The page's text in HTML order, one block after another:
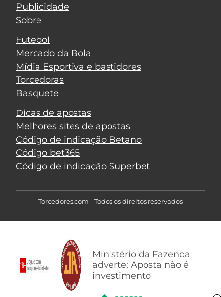
Publicidade
Sobre
Futebol
Mercado da Bola
Mídia Esportiva e bastidores
Torcedoras
Basquete
Dicas de apostas
Melhores sites de apostas
Código de indicação Betano
Código bet365
Código de indicação Superbet
Torcedores.com - Todos os direitos reservados
Ministério da Fazenda
adverte: Aposta não é
investimento